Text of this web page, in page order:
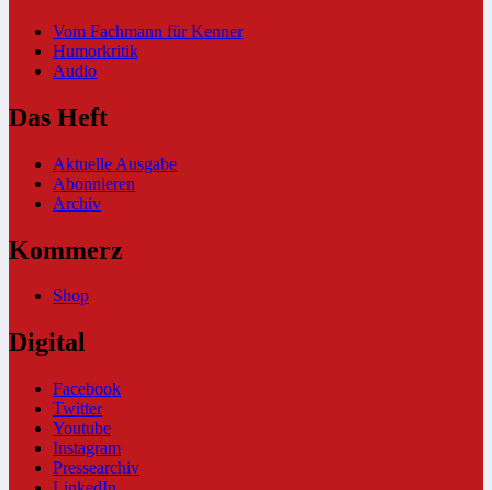
Vom Fachmann für Kenner
Humorkritik
Audio
Das Heft
Aktuelle Ausgabe
Abonnieren
Archiv
Kommerz
Shop
Digital
Facebook
Twitter
Youtube
Instagram
Pressearchiv